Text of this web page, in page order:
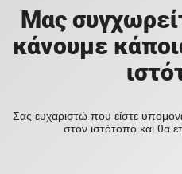
Μας
κάνουμε
Σας ευχαριστώ που είστε
στον ιστότοπο και θα